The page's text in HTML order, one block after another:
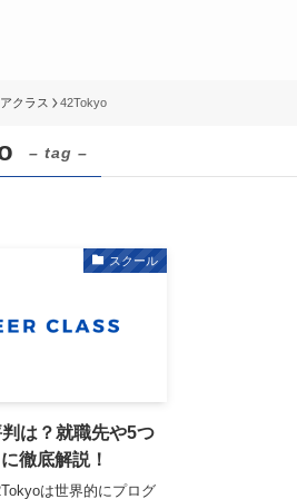
クラス 42Tokyo
– tag –
スクール
は？就職先や5つ
徹底解説！
は世界的にプログ